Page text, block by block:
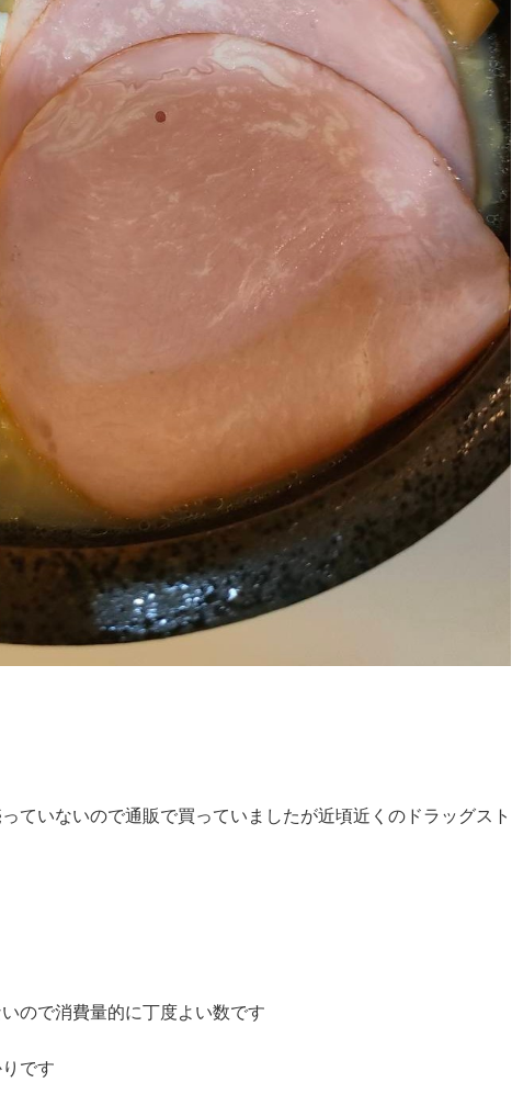
ていないので通販で買っていましたが近頃近くのドラッグスト
ので消費量的に丁度よい数です
です